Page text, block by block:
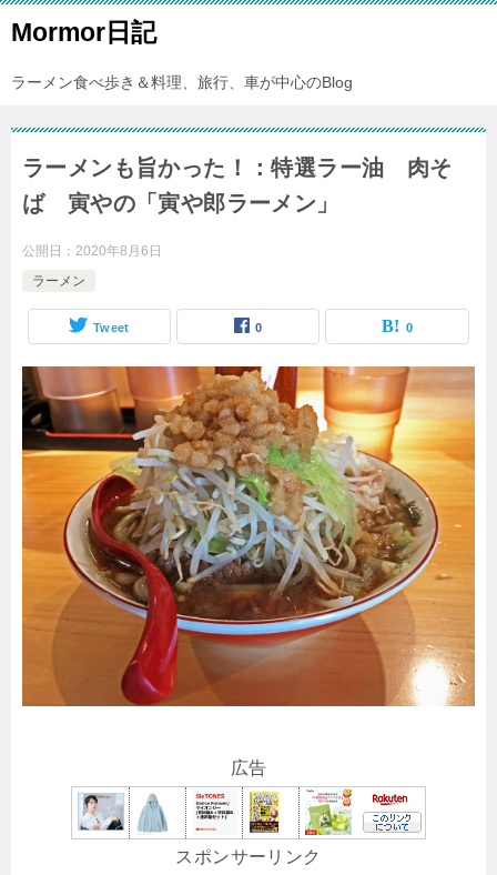
Mormor日記
ラーメン食べ歩き＆料理、旅行、車が中心のBlog
ラーメンも旨かった！：特選ラー油 肉そ
ば 寅やの「寅や郎ラーメン」
公開日： 2020年8月6日
ラーメン
Tweet 0 0
広告
スポンサーリンク